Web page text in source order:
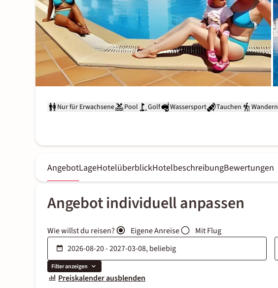
Nur für Erwachsene Pool Golf Wassersport Tauchen Wandern
AngebotLageHotelüberblickHotelbeschreibungBewertungen
Angebot individuell anpassen
Wie willst du reisen? Eigene Anreise Mit Flug
Filter anzeigen
Preiskalender ausblenden